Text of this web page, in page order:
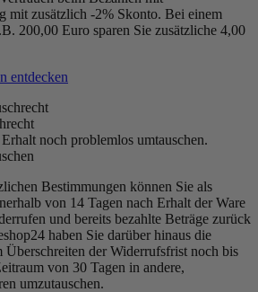
mit zusätzlich -2% Skonto. Bei einem
200,00 Euro sparen Sie zusätzliche 4,00
entdecken
noch problemlos umtauschen.
Bestimmungen können Sie als
von 14 Tagen nach Erhalt der Ware
und bereits bezahlte Beträge zurück
haben Sie darüber hinaus die
der Widerrufsfrist noch bis
von 30 Tagen in andere,
umzutauschen.